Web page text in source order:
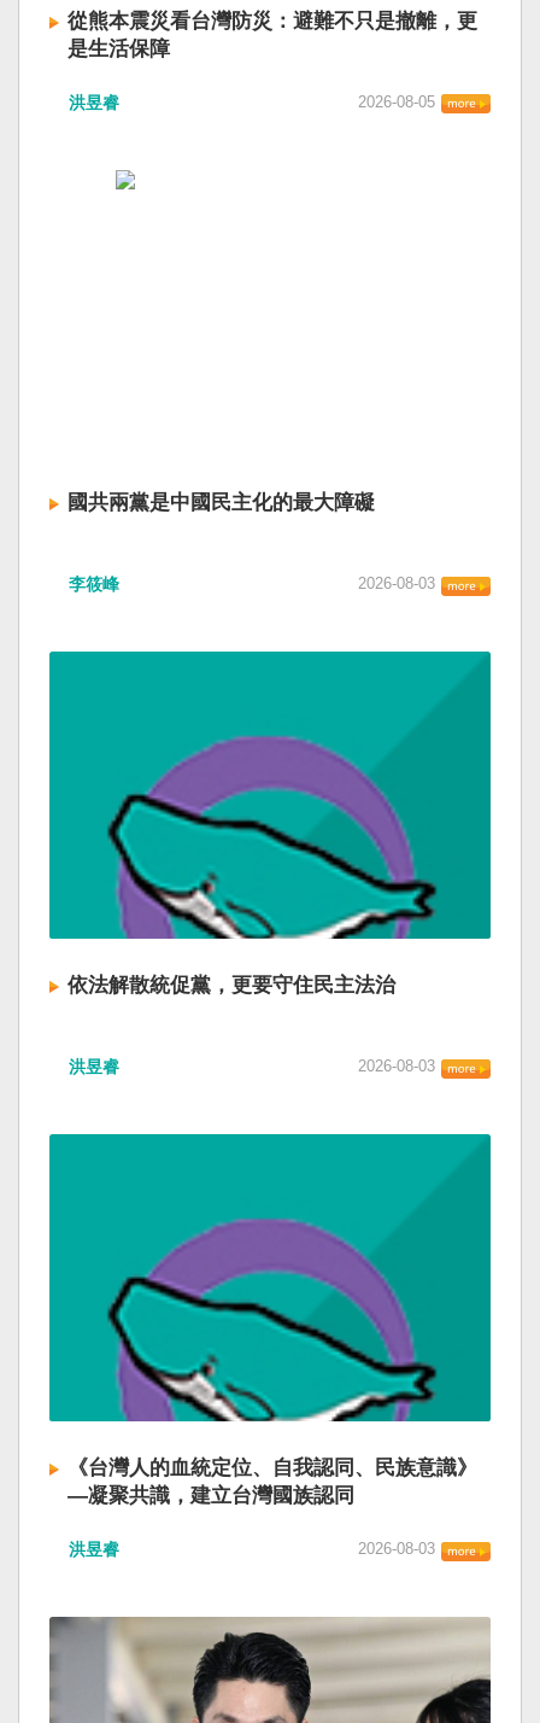
從熊本震災看台灣防災：避難不只是撤離，更
是生活保障
洪昱睿 2026-08-05
國共兩黨是中國民主化的最大障礙
李筱峰 2026-08-03
依法解散統促黨，更要守住民主法治
洪昱睿 2026-08-03
《台灣人的血統定位、自我認同、民族意識》
—凝聚共識，建立台灣國族認同
洪昱睿 2026-08-03